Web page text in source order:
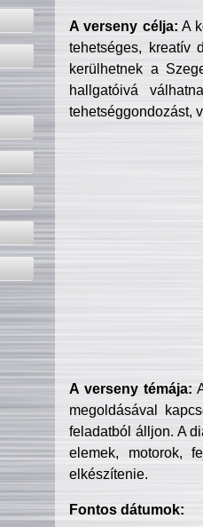
A verseny célja: A
tehetséges, kreatív
kerülhetnek a
hallgatóivá
tehetséggondozást,
A verseny témája:
megoldásával
feladatból álljon. A
elemek, motorok,
elkészítenie.
Fontos dátumok: